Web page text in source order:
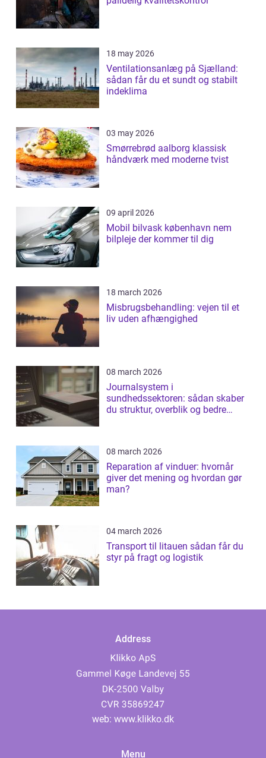
18 may 2026
Ventilationsanlæg på Sjælland:
sådan får du et sundt og stabilt
indeklima
03 may 2026
Smørrebrød aalborg klassisk
håndværk med moderne tvist
09 april 2026
Mobil bilvask københavn nem
bilpleje der kommer til dig
18 march 2026
Misbrugsbehandling: vejen til et
liv uden afhængighed
08 march 2026
Journalsystem i
sundhedssektoren: sådan skaber
du struktur, overblik og bedre
08 march 2026
Reparation af vinduer: hvornår
giver det mening og hvordan gør
man?
04 march 2026
Transport til litauen sådan får du
styr på fragt og logistik
Address
web: www.klikko.dk
Menu